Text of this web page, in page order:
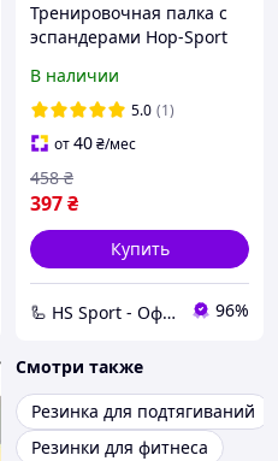
Тренировочная палка с
эспандерами Hop-Sport
В наличии
5.0 (1)
от40₴/мес
397₴
458 ₴
Купить
🦾 HS Sport - Офіційний дистриб'ютор тренажерів Hop-Sport 96%
Смотри также
Резинка для подтягиваний
Резинки для фитнеса